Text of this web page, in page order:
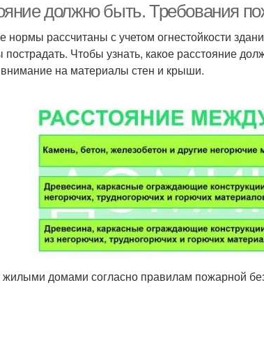
должно быть. Требования
рассчитаны с учетом огнестойкости
Чтобы узнать, какое расстояние
внимание на материалы стен и крыши.
домами согласно правилам пожарной